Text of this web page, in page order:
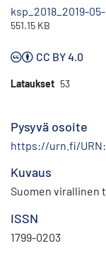
ksp_2018_2019-
551.15 KB
CC BY 4.0
Lataukset 53
Pysyvä osoite
https://urn.fi/
Kuvaus
Suomen virallinen
ISSN
1799-0203